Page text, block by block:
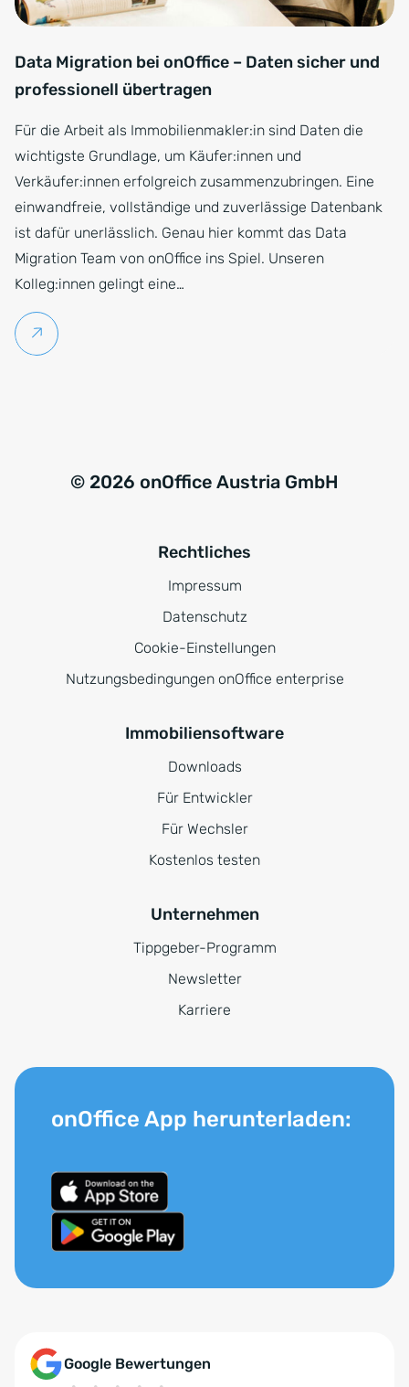
Data Migration bei onOffice – Daten sicher und
professionell übertragen
Für die Arbeit als Immobilienmakler:in sind Daten die
wichtigste Grundlage, um Käufer:innen und
Verkäufer:innen erfolgreich zusammenzubringen. Eine
einwandfreie, vollständige und zuverlässige Datenbank
ist dafür unerlässlich. Genau hier kommt das Data
Migration Team von onOffice ins Spiel. Unseren
Kolleg:innen gelingt eine…
Weiterlesen
© 2026 onOffice Austria GmbH
Rechtliches
Impressum
Datenschutz
Cookie-Einstellungen
Nutzungsbedingungen onOffice enterprise
Immobiliensoftware
Downloads
Für Entwickler
Für Wechsler
Kostenlos testen
Unternehmen
Tippgeber-Programm
Newsletter
Karriere
Google Bewertungen
onOffice App herunterladen: